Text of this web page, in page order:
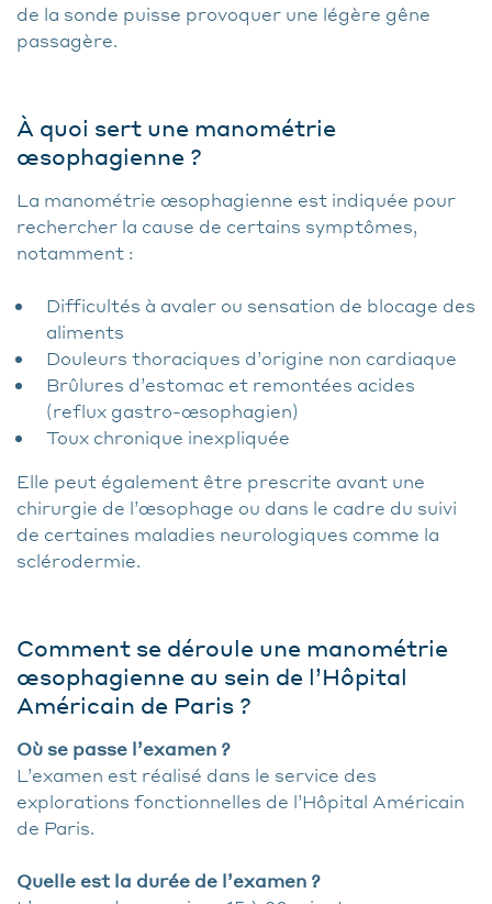
de la sonde puisse provoquer une légère gêne
passagère.
À quoi sert une manométrie
œsophagienne ?
La manométrie œsophagienne est indiquée pour
rechercher la cause de certains symptômes,
notamment :
Difficultés à avaler ou sensation de blocage des
aliments
Douleurs thoraciques d’origine non cardiaque
Brûlures d’estomac et remontées acides
(reflux gastro-œsophagien)
Toux chronique inexpliquée
Elle peut également être prescrite avant une
chirurgie de l’œsophage ou dans le cadre du suivi
de certaines maladies neurologiques comme la
sclérodermie.
Comment se déroule une manométrie
œsophagienne au sein de l’Hôpital
Américain de Paris ?
Où se passe l’examen ?
L’examen est réalisé dans le service des
explorations fonctionnelles de l’Hôpital Américain
de Paris.
Quelle est la durée de l’examen ?